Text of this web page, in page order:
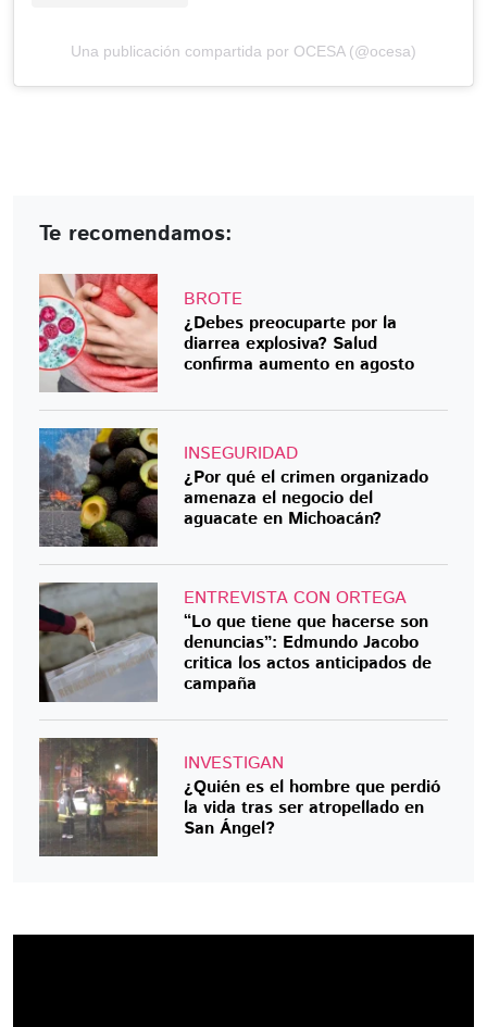
Una publicación compartida por OCESA (@ocesa)
Te recomendamos:
BROTE
¿Debes preocuparte por la
diarrea explosiva? Salud
confirma aumento en agosto
INSEGURIDAD
¿Por qué el crimen organizado
amenaza el negocio del
aguacate en Michoacán?
ENTREVISTA CON ORTEGA
“Lo que tiene que hacerse son
denuncias”: Edmundo Jacobo
critica los actos anticipados de
campaña
INVESTIGAN
¿Quién es el hombre que perdió
la vida tras ser atropellado en
San Ángel?